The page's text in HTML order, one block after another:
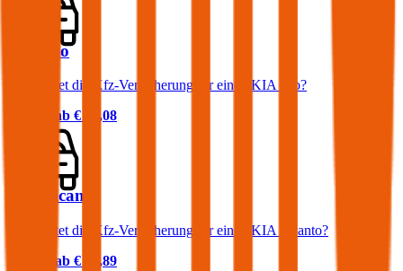
KIA Rio
Was kostet die Kfz-Versicherung für einen KIA Rio?
Prämie ab € 37,08
KIA Picanto
Was kostet die Kfz-Versicherung für einen KIA Picanto?
Prämie ab € 37,89